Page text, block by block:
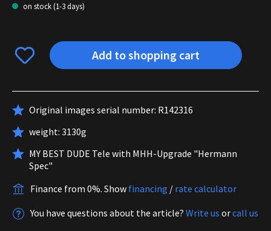
on stock (1-3 days)
Add to shopping cart
Original images serial number: R142316
weight: 3130g
MY BEST DUDE Tele with MHH-Upgrade "Hermann
Spec"
Finance from 0%. Show financing / rate calculator
You have questions about the article? Write us orcall us